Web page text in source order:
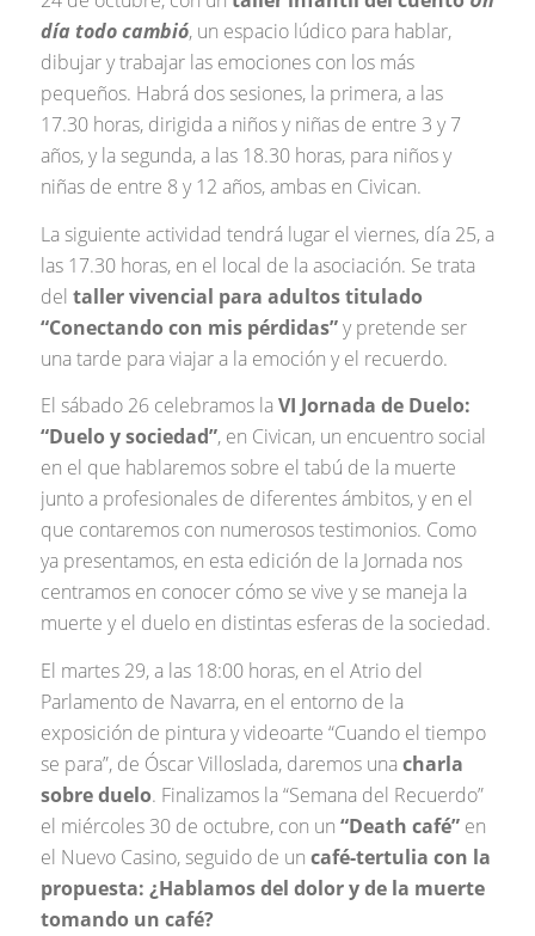
día todo cambió, un espacio lúdico para hablar,
dibujar y trabajar las emociones con los más
pequeños. Habrá dos sesiones, la primera, a las
17.30 horas, dirigida a niños y niñas de entre 3 y 7
años, y la segunda, a las 18.30 horas, para niños y
niñas de entre 8 y 12 años, ambas en Civican.
La siguiente actividad tendrá lugar el viernes, día 25, a
las 17.30 horas, en el local de la asociación. Se trata
del taller vivencial para adultos titulado
“Conectando con mis pérdidas”y pretende ser
una tarde para viajar a la emoción y el recuerdo.
El sábado 26 celebramos la VI Jornada de Duelo:
“Duelo y sociedad”, en Civican, un encuentro social
en el que hablaremos sobre el tabú de la muerte
junto a profesionales de diferentes ámbitos, y en el
que contaremos con numerosos testimonios. Como
ya presentamos, en esta edición de la Jornada nos
centramos en conocer cómo se vive y se maneja la
muerte y el duelo en distintas esferas de la sociedad.
El martes 29, a las 18:00 horas, en el Atrio del
Parlamento de Navarra, en el entorno de la
exposición de pintura y videoarte “Cuando el tiempo
se para”, de Óscar Villoslada, daremos una charla
sobre duelo. Finalizamos la “Semana del Recuerdo”
el miércoles 30 de octubre, con un “Death café”en
el Nuevo Casino, seguido de un café-tertulia con la
propuesta: ¿Hablamos del dolor y de la muerte
tomando un café?